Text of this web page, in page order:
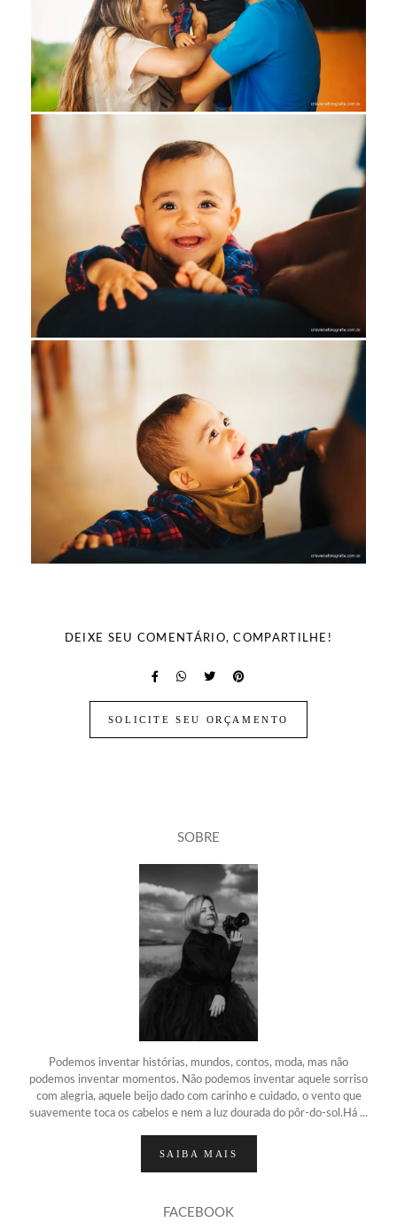
DEIXE SEU COMENTÁRIO, COMPARTILHE!
SOLICITE SEU ORÇAMENTO
SOBRE
Podemos inventar histórias, mundos, contos, moda, mas não
podemos inventar momentos. Não podemos inventar aquele sorriso
com alegria, aquele beijo dado com carinho e cuidado, o vento que
suavemente toca os cabelos e nem a luz dourada do pôr-do-sol.Há ...
SAIBA MAIS
FACEBOOK